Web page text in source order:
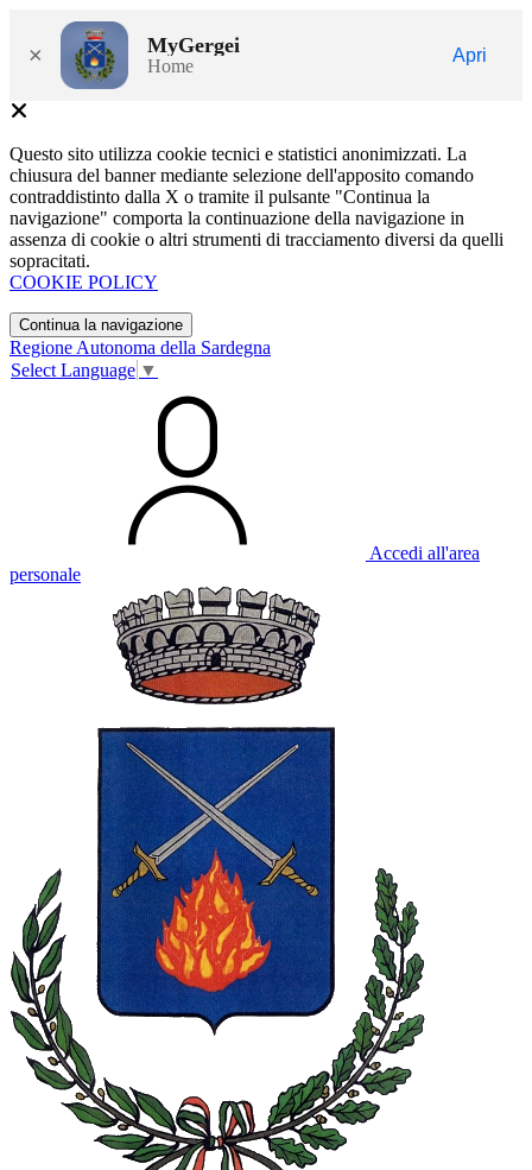
× MyGergei
Home
Apri
Questo sito utilizza cookie tecnici e statistici anonimizzati. La
chiusura del banner mediante selezione dell'apposito comando
contraddistinto dalla X o tramite il pulsante "Continua la
navigazione" comporta la continuazione della navigazione in
assenza di cookie o altri strumenti di tracciamento diversi da quelli
sopracitati.
COOKIE POLICY
Continua la navigazione
Regione Autonoma della Sardegna
Select Language ▼
Accedi all'area
personale